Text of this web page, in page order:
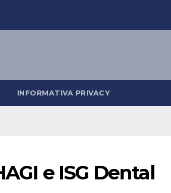
INFORMATIVA PRIVACY
e ISG Dental